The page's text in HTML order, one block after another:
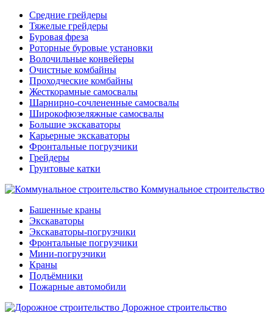
Средние грейдеры
Тяжелые грейдеры
Буровая фреза
Роторные буровые установки
Волочильные конвейеры
Очистные комбайны
Проходческие комбайны
Жесткорамные самосвалы
Шарнирно-сочлененные самосвалы
Широкофюзеляжные самосвалы
Большие экскаваторы
Карьерные экскаваторы
Фронтальные погрузчики
Грейдеры
Грунтовые катки
Коммунальное строительство
Башенные краны
Экскаваторы
Экскаваторы-погрузчики
Фронтальные погрузчики
Мини-погрузчики
Краны
Подъёмники
Пожарные автомобили
Дорожное строительство